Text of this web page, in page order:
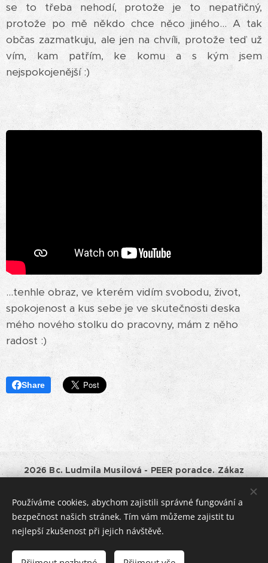
se to třeba nehodí, protože je to nepatřičný,
protože po mě někdo chce něco jiného... A tak
občas zazmatkuju, ale jen na chvíli, protože teď už
vím, kam patřím, ke komu a s kým jsem
nejspokojenější :)
...tenhle obraz, ve kterém vidím svobodu, život,
spokojenost a kus sebe je ve skutečnosti deska
mého nového stolku do pracovny, mám z něho
radost :)
Share
2026 Bc. Ludmila Musilová - PEER poradce. Zákaz
souhlasu majitele.
Bc. Ludmila Musilová, IČO: 01528661, Horní
182, Havlíčkův Brod, tel.: +420 777 994875, e-mail:
jentakzit@lidamu.cz.
Podnikatel je zapsán v Živnostenském rejstříku ČR.
Používáme cookies, abychom zajistili správné fungování a
bezpečnost našich stránek. Tím vám můžeme zajistit tu
nejlepší zkušenost při jejich návštěvě.